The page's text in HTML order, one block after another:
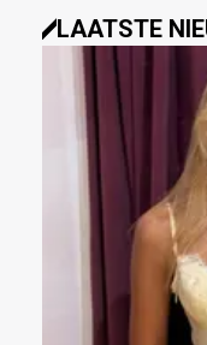
LAATSTE